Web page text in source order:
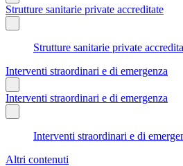
Strutture sanitarie private accreditate
Strutture sanitarie private
Interventi straordinari e di emergenza
Interventi straordinari e di emergenza
Interventi straordinari e di
Altri contenuti